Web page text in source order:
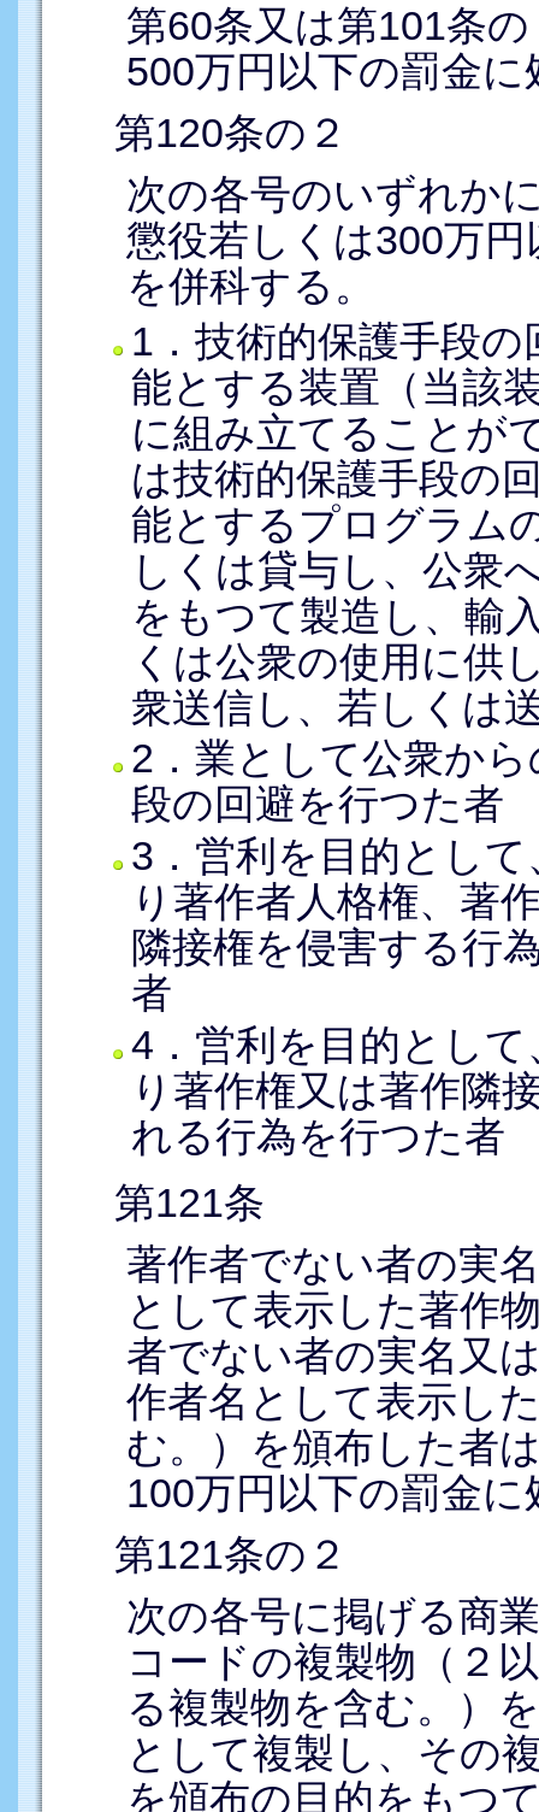
第60条又は第101条
500万円以下の罰金に
第120条の２
次の各号のいずれか
懲役若しくは300万
を併科する。
1．技術的保護手段
能とする装置（当該
に組み立てることが
は技術的保護手段の
能とするプログラム
しくは貸与し、公衆
をもつて製造し、輸
くは公衆の使用に供
衆送信し、若しくは
2．業として公衆か
段の回避を行つた者
3．営利を目的とし
り著作者人格権、著
隣接権を侵害する行
者
4．営利を目的とし
り著作権又は著作隣
れる行為を行つた者
第121条
著作者でない者の実
として表示した著作
者でない者の実名又
作者名として表示し
む。）を頒布した者
100万円以下の罰金
第121条の２
次の各号に掲げる商
コードの複製物（２
る複製物を含む。）
として複製し、その
を頒布の目的をもつ